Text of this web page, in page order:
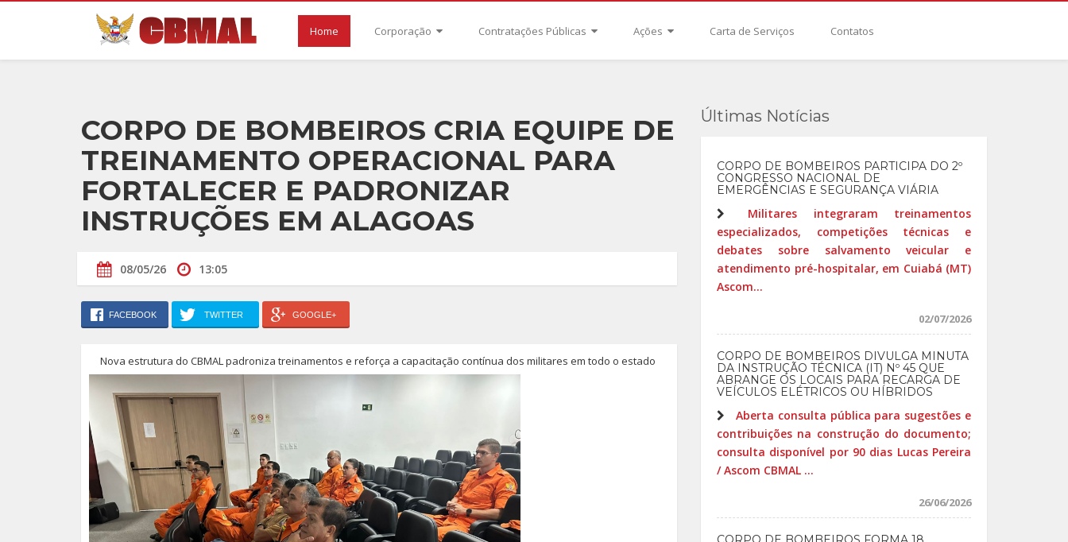
Home Corporação Contratações Públicas Ações Carta de Serviços Contatos
CORPO DE BOMBEIROS CRIA EQUIPE DE
TREINAMENTO OPERACIONAL PARA
FORTALECER E PADRONIZAR
INSTRUÇÕES EM ALAGOAS
08/05/26 13:05
FACEBOOK TWITTER GOOGLE+
Nova estrutura do CBMAL padroniza treinamentos e reforça a capacitação contínua dos militares em todo o estado
Últimas Notícias
CORPO DE BOMBEIROS PARTICIPA DO 2º
CONGRESSO NACIONAL DE
EMERGÊNCIAS E SEGURANÇA VIÁRIA
Militares integraram treinamentos
especializados, competições técnicas e
debates sobre salvamento veicular e
atendimento pré-hospitalar, em Cuiabá (MT)
Ascom...
02/07/2026
CORPO DE BOMBEIROS DIVULGA MINUTA
DA INSTRUÇÃO TÉCNICA (IT) Nº 45 QUE
ABRANGE OS LOCAIS PARA RECARGA DE
VEÍCULOS ELÉTRICOS OU HÍBRIDOS
Aberta consulta pública para sugestões e
contribuições na construção do documento;
consulta disponível por 90 dias Lucas Pereira
/ Ascom CBMAL ...
26/06/2026